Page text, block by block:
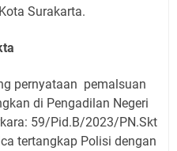
Surakarta.
pernyataan pemalsuan
di Pengadilan Negeri
59/Pid.B/2023/PN.Skt
tertangkap Polisi dengan